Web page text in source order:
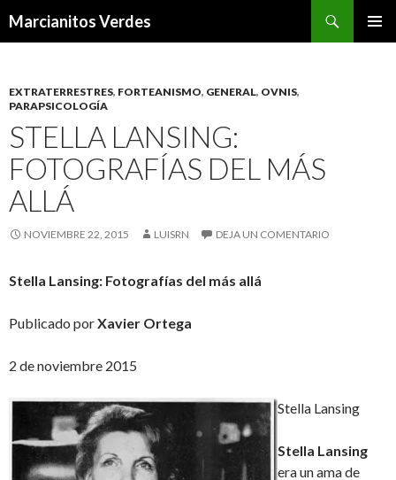
Marcianitos Verdes
EXTRATERRESTRES, FORTEANISMO, GENERAL, OVNIS,
PARAPSICOLOGÍA
STELLA LANSING:
FOTOGRAFÍAS DEL MÁS
ALLÁ
NOVIEMBRE 22, 2015 LUISRN DEJA UN COMENTARIO
Stella Lansing: Fotografías del más allá
Publicado porXavier Ortega
2 de noviembre 2015
Stella Lansing
Stella Lansing
era un ama de